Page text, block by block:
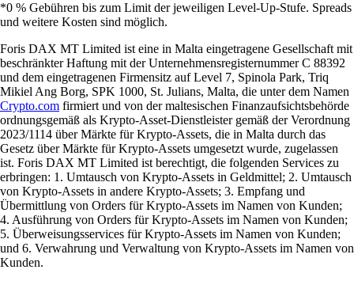
*0 % Gebühren bis zum Limit der jeweiligen Level-Up-Stufe. Spreads
und weitere Kosten sind möglich.
Foris DAX MT Limited ist eine in Malta eingetragene Gesellschaft mit
beschränkter Haftung mit der Unternehmensregisternummer C 88392
und dem eingetragenen Firmensitz auf Level 7, Spinola Park, Triq
Mikiel Ang Borg, SPK 1000, St. Julians, Malta, die unter dem Namen
Crypto.com firmiert und von der maltesischen Finanzaufsichtsbehörde
ordnungsgemäß als Krypto-Asset-Dienstleister gemäß der Verordnung
2023/1114 über Märkte für Krypto-Assets, die in Malta durch das
Gesetz über Märkte für Krypto-Assets umgesetzt wurde, zugelassen
ist. Foris DAX MT Limited ist berechtigt, die folgenden Services zu
erbringen: 1. Umtausch von Krypto-Assets in Geldmittel; 2. Umtausch
von Krypto-Assets in andere Krypto-Assets; 3. Empfang und
Übermittlung von Orders für Krypto-Assets im Namen von Kunden;
4. Ausführung von Orders für Krypto-Assets im Namen von Kunden;
5. Überweisungsservices für Krypto-Assets im Namen von Kunden;
und 6. Verwahrung und Verwaltung von Krypto-Assets im Namen von
Kunden.